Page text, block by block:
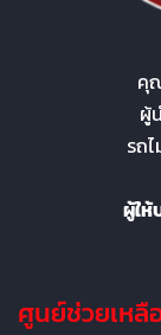
คุ
ผู้
รถ
ผู้ให้
ศูนย์ช่วยเหลื